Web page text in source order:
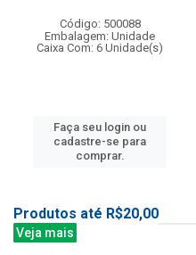
Código: 500088
Embalagem: Unidade
Caixa Com: 6 Unidade(s)
Faça seu login ou
cadastre-se para
comprar.
Produtos até R$20,00
Veja mais